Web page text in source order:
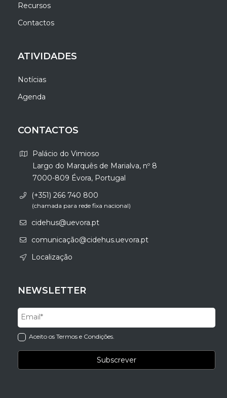
Recursos
Contactos
ATIVIDADES
Notícias
Agenda
CONTACTOS
Palácio do Vimioso
Largo do Marquês de Marialva, nº 8
7000-809 Évora, Portugal
(+351) 266 740 800
(chamada para rede fixa nacional)
cidehus@uevora.pt
comunicação@cidehus.uevora.pt
Localização
NEWSLETTER
Aceito os Termos e Condições.